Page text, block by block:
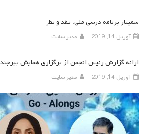
سمینار برنامه درسی ملی: نقد و نظر
آوریل 14, 2019 مدیر سایت
ارائه گزارش رئیس انجمن از برگزاری همایش بیرجند
آوریل 14, 2019 مدیر سایت